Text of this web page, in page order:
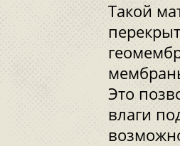
Такой
Это
влаги